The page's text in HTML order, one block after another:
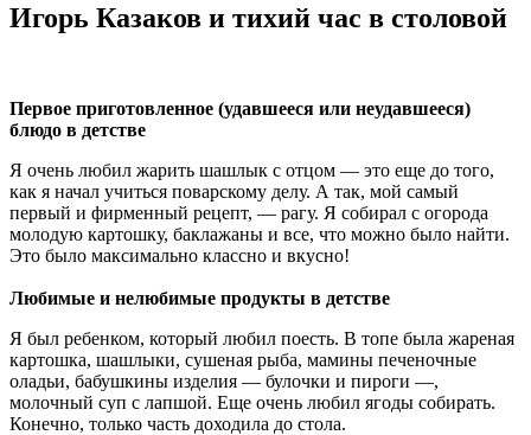
Игорь Казаков и тихий час в столовой
Первое приготовленное (удавшееся или неудавшееся)
блюдо в детстве
Я очень любил жарить шашлык с отцом — это еще до того,
как я начал учиться поварскому делу. А так, мой самый
первый и фирменный рецепт, — рагу. Я собирал с огорода
молодую картошку, баклажаны и все, что можно было найти.
Это было максимально классно и вкусно!
Любимые и нелюбимые продукты в детстве
Я был ребенком, который любил поесть. В топе была жареная
картошка, шашлыки, сушеная рыба, мамины печеночные
оладьи, бабушкины изделия — булочки и пироги —,
молочный суп с лапшой. Еще очень любил ягоды собирать.
Конечно, только часть доходила до стола.